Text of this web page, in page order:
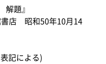
題』
店 昭和50年10月14
記による)